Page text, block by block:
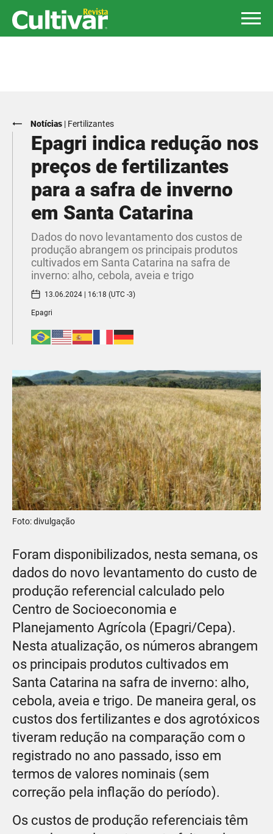
Notícias | Fertilizantes
Epagri indica redução nos
preços de fertilizantes
para a safra de inverno
em Santa Catarina
Dados do novo levantamento dos custos de
produção abrangem os principais produtos
cultivados em Santa Catarina na safra de
inverno: alho, cebola, aveia e trigo
13.06.2024 | 16:18 (UTC -3)
Epagri
Foto: divulgação
Foram disponibilizados, nesta semana, os
dados do novo levantamento do custo de
produção referencial calculado pelo
Centro de Socioeconomia e
Planejamento Agrícola (Epagri/Cepa).
Nesta atualização, os números abrangem
os principais produtos cultivados em
Santa Catarina na safra de inverno: alho,
cebola, aveia e trigo. De maneira geral, os
custos dos fertilizantes e dos agrotóxicos
tiveram redução na comparação com o
registrado no ano passado, isso em
termos de valores nominais (sem
correção pela inflação do período).
Os custos de produção referenciais têm